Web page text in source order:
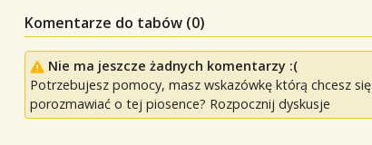
Komentarze do tabów (0)
Nie ma jeszcze żadnych komentarzy :(
Potrzebujesz pomocy, masz wskazówkę którą chcesz
porozmawiać o tej piosence? Rozpocznij dyskusje